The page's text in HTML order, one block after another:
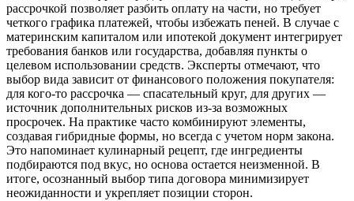
рассрочкой позволяет разбить оплату на части, но требует
четкого графика платежей, чтобы избежать пеней. В случае с
материнским капиталом или ипотекой документ интегрирует
требования банков или государства, добавляя пункты о
целевом использовании средств. Эксперты отмечают, что
выбор вида зависит от финансового положения покупателя:
для кого-то рассрочка — спасательный круг, для других —
источник дополнительных рисков из-за возможных
просрочек. На практике часто комбинируют элементы,
создавая гибридные формы, но всегда с учетом норм закона.
Это напоминает кулинарный рецепт, где ингредиенты
подбираются под вкус, но основа остается неизменной. В
итоге, осознанный выбор типа договора минимизирует
неожиданности и укрепляет позиции сторон.